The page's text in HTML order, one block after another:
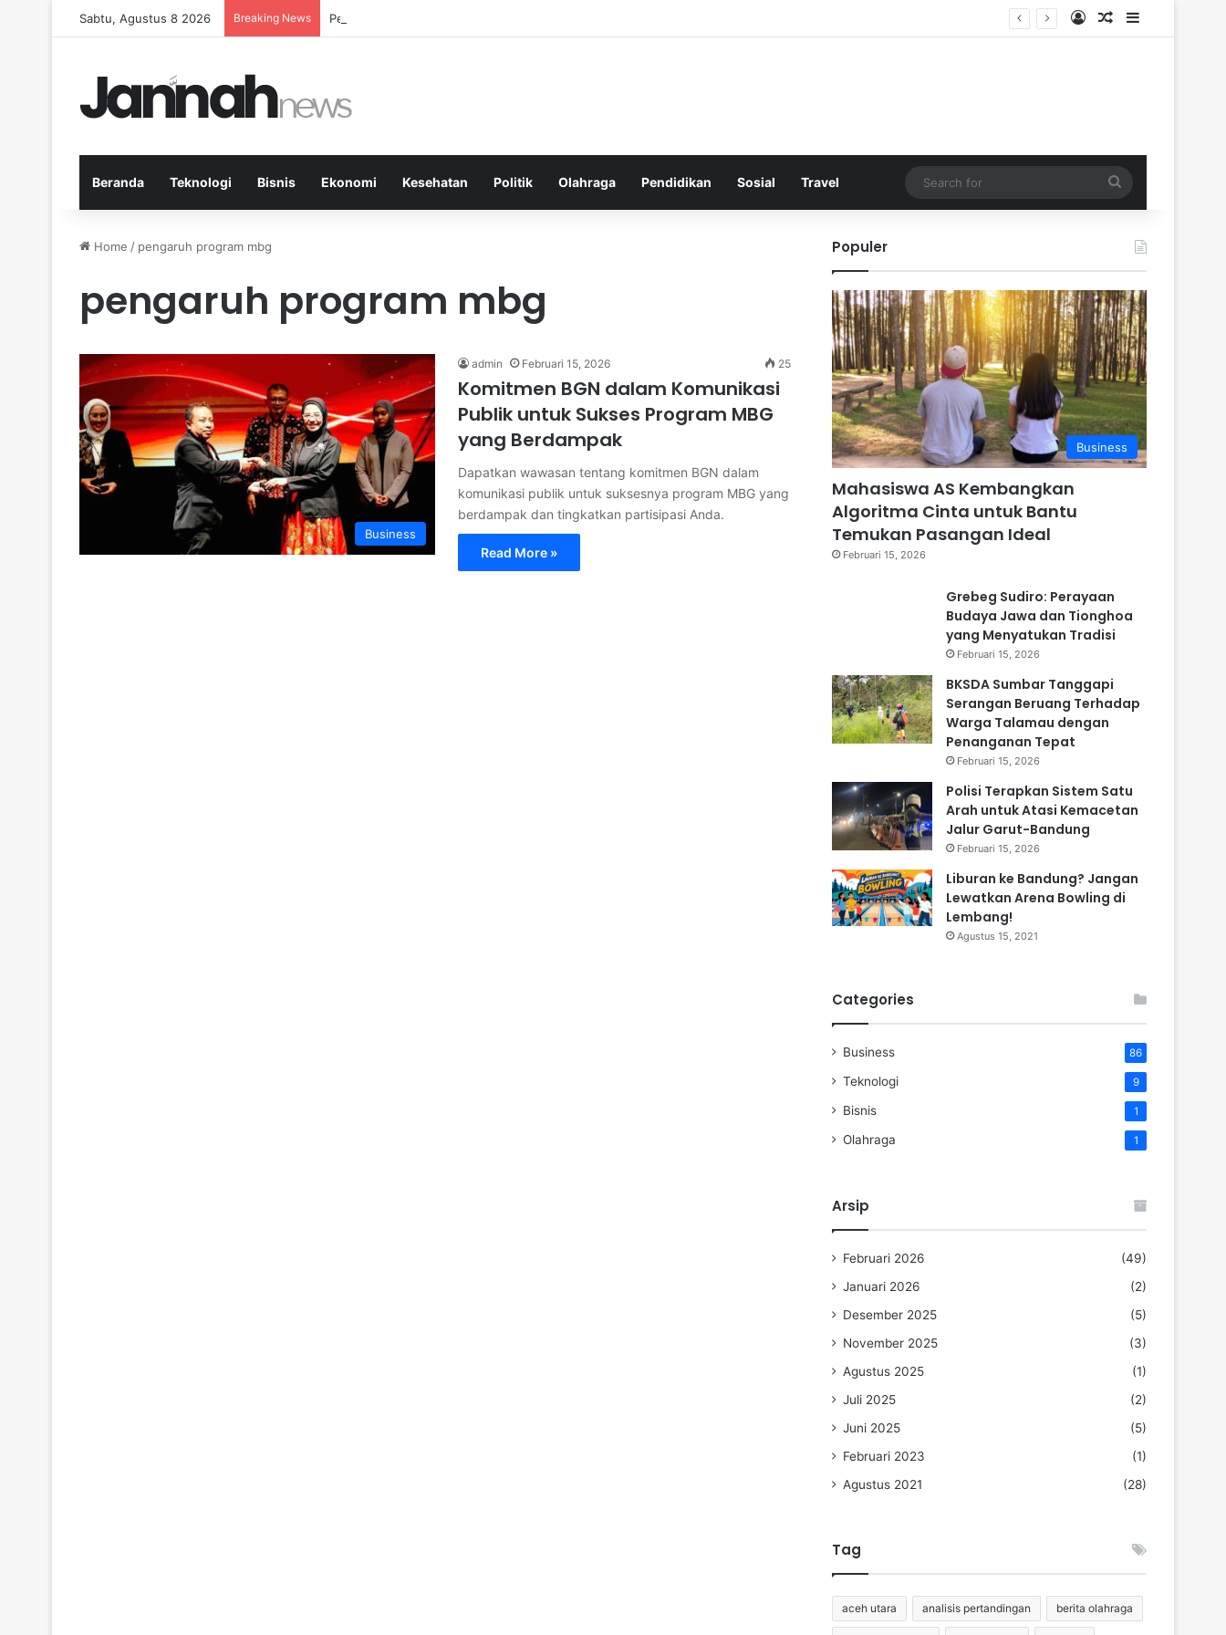
Sabtu, Agustus 8 2026 Breaking News Pep Guardiola Bergembira Memiliki John Stones Kembali di Timnya Log InRandom Article
Sidebar
Beranda Teknologi Bisnis Ekonomi Kesehatan Politik Olahraga Pendidikan Sosial Travel
for
Home / pengaruh program mbg
pengaruh program mbg
Business
admin Februari 15, 2026 25
Komitmen BGN dalam Komunikasi
Publik untuk Sukses Program MBG
yang Berdampak
Dapatkan wawasan tentang komitmen BGN dalam
komunikasi publik untuk suksesnya program MBG yang
berdampak dan tingkatkan partisipasi Anda.
Read More »
Populer
Business
Mahasiswa AS Kembangkan
Algoritma Cinta untuk Bantu
Temukan Pasangan Ideal
Februari 15, 2026
Grebeg Sudiro: Perayaan
Budaya Jawa dan Tionghoa
yang Menyatukan Tradisi
Februari 15, 2026
BKSDA Sumbar Tanggapi
Serangan Beruang Terhadap
Warga Talamau dengan
Penanganan Tepat
Februari 15, 2026
Polisi Terapkan Sistem Satu
Arah untuk Atasi Kemacetan
Jalur Garut-Bandung
Februari 15, 2026
Liburan ke Bandung? Jangan
Lewatkan Arena Bowling di
Lembang!
Agustus 15, 2021
Categories
Business 86
Teknologi 9
Bisnis 1
Olahraga 1
Arsip
Februari 2026
(49)
Januari 2026
(2)
Desember 2025
(5)
November 2025
(3)
Agustus 2025
(1)
Juli 2025
(2)
Juni 2025
(5)
Februari 2023
(1)
Agustus 2021
(28)
Tag
aceh utara analisis pertandingan berita olahraga